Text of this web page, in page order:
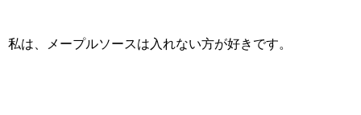
私は、メープルソースは入れない方が好きです。